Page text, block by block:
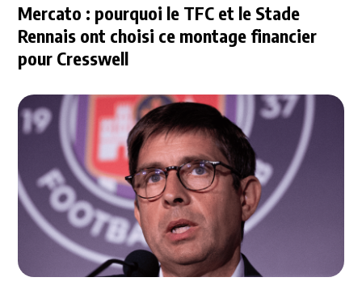
Mercato : pourquoi le TFC et le Stade
Rennais ont choisi ce montage financier
pour Cresswell